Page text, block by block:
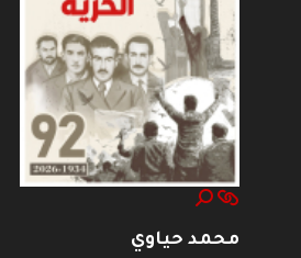
محمد حياوي